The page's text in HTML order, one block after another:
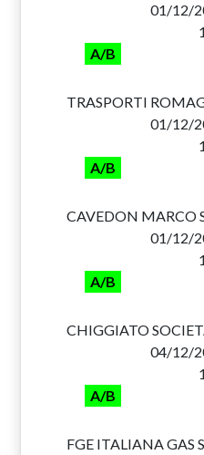
01/12/
A/B
TRASPORTI
01/12/
A/B
CAVEDON MARCO
01/12/
A/B
CHIGGIATO
04/12/
A/B
FGE ITALIANA GAS